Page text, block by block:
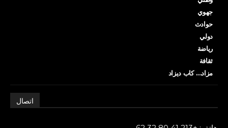
جهوي
حوادث
دولي
رياضة
ثقافة
مزاد… كاب ديزاد
اتصال